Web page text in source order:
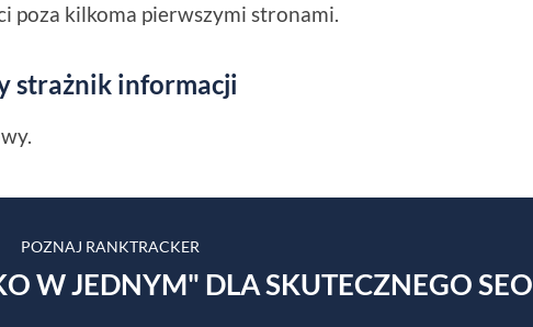
poza kilkoma pierwszymi stronami.
strażnik informacji
POZNAJ RANKTRACKER
W JEDNYM" DLA SKUTECZNEGO SEO